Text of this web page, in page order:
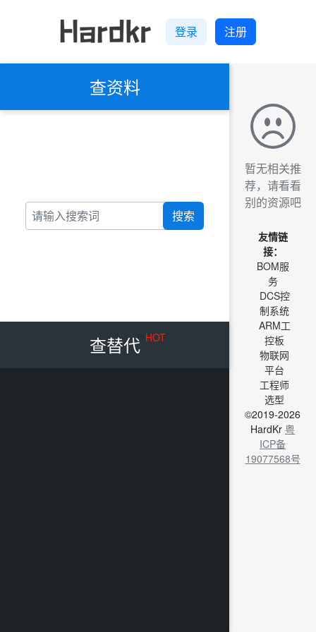
登录 注册
查资料
搜索
查替代 HOT
暂无相关推
荐，请看看
别的资源吧
友情链
接：
BOM服
务
DCS控
制系统
ARM工
控板
物联网
平台
工程师
选型
©2019-2026
HardKr 粤
ICP备
19077568号